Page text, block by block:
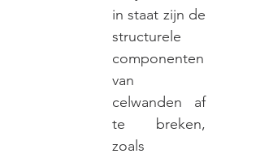
in staat zijn de
structurele
componenten
van
celwanden af
te breken,
zoals